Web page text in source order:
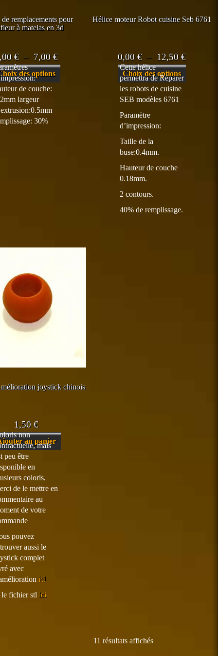
remplacements pour
à matelas en 3d
€ – 7,00€Plage
de
prix :
des options
produit
de couche:
largeur
30%
Hélice moteur Robot cuisine Seb 6761
0,00€ – 12,50€Plage
de
prix :
Choix des options
produit
Cette hélice
permettra de Réparer
les robots de cuisine
SEB modèles 6761
Paramètre
d’impression:
Taille de la
buse:0.4mm.
Hauteur de couche
0.18mm.
2 contours.
40% de remplissage.
joystick chinois
1,50€
au panier
non
mais
peu être
en
coloris,
de le mettre en
au
de votre
pouvez
aussi le
complet
avec
ici
le fichier stl ici
11 résultats affichés